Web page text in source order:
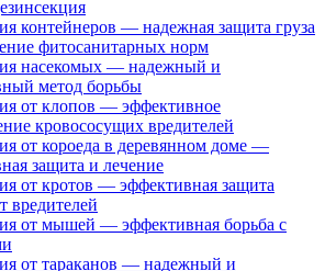
контейнеров — надежная защита груза
фитосанитарных норм
насекомых — надежный и
метод борьбы
от клопов — эффективное
кровососущих вредителей
от короеда в деревянном доме —
защита и лечение
от кротов — эффективная защита
вредителей
от мышей — эффективная борьба с
от тараканов — надежный и